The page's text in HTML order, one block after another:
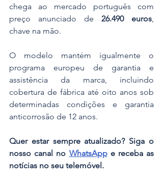
chega ao mercado português com
preço anunciado de 26.490 euros,
chave na mão.
O modelo mantém igualmente o
programa europeu de garantia e
assistência da marca, incluindo
cobertura de fábrica até oito anos sob
determinadas condições e garantia
anticorrosão de 12 anos.
Quer estar sempre atualizado? Siga o
nosso canal no WhatsApp e receba as
notícias no seu telemóvel.